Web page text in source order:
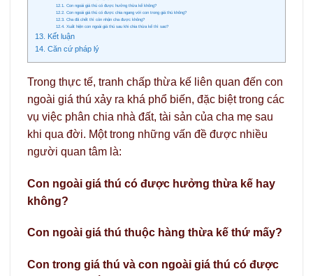
12.1. Con ngoài giá thú có được hưởng thừa kế không?
12.2. Con ngoài giá thú có được chia ngang với con trong giá thú không?
12.3. Cha đã chết thì còn nhận cha được không?
12.4. Xuất hiện con ngoài giá thú sau khi chia thừa kế thì sao?
13. Kết luận
14. Căn cứ pháp lý
Trong thực tế, tranh chấp thừa kế liên quan đến con
ngoài giá thú xảy ra khá phổ biến, đặc biệt trong các
vụ việc phân chia nhà đất, tài sản của cha mẹ sau
khi qua đời. Một trong những vấn đề được nhiều
người quan tâm là:
Con ngoài giá thú có được hưởng thừa kế hay
không?
Con ngoài giá thú thuộc hàng thừa kế thứ mấy?
Con trong giá thú và con ngoài giá thú có được